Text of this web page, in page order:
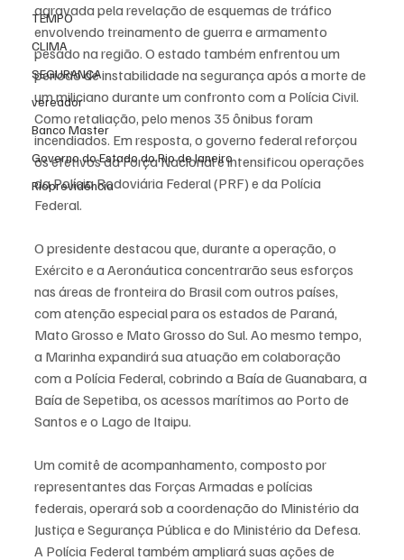
TEMPO
CLIMA
SEGURANÇA
vereador
Banco Master
Governo do Estado do Rio de Janeiro
Rioprevidência
agravada pela revelação de esquemas de tráfico
envolvendo treinamento de guerra e armamento
pesado na região. O estado também enfrentou um
período de instabilidade na segurança após a morte de
um miliciano durante um confronto com a Polícia Civil.
Como retaliação, pelo menos 35 ônibus foram
incendiados. Em resposta, o governo federal reforçou
os efetivos da Força Nacional e intensificou operações
da Polícia Rodoviária Federal (PRF) e da Polícia
Federal.
O presidente destacou que, durante a operação, o
Exército e a Aeronáutica concentrarão seus esforços
nas áreas de fronteira do Brasil com outros países,
com atenção especial para os estados de Paraná,
Mato Grosso e Mato Grosso do Sul. Ao mesmo tempo,
a Marinha expandirá sua atuação em colaboração
com a Polícia Federal, cobrindo a Baía de Guanabara, a
Baía de Sepetiba, os acessos marítimos ao Porto de
Santos e o Lago de Itaipu.
Um comitê de acompanhamento, composto por
representantes das Forças Armadas e polícias
federais, operará sob a coordenação do Ministério da
Justiça e Segurança Pública e do Ministério da Defesa.
A Polícia Federal também ampliará suas ações de